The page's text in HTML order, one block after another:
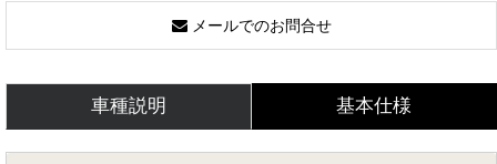
メールでのお問合せ
車種説明 基本仕様